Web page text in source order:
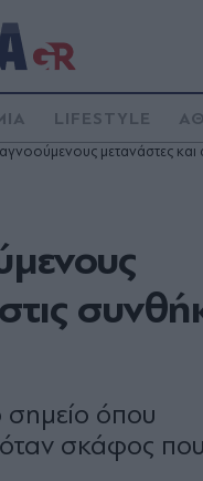
LIFESTYLE
μετανάστες και
σημείο όπου
όταν σκάφος που